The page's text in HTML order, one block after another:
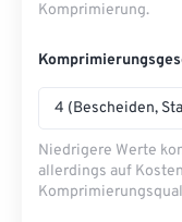
Komprimierung.
4 (Bescheiden,
Niedrigere Werte
allerdings auf